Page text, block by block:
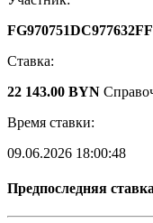
FG970751DC977632FF
Ставка:
22 143.00 BYN
Время ставки:
09.06.2026 18:00:48
Предпоследняя ставка